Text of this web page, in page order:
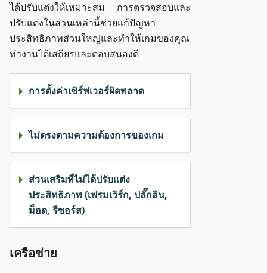
ได้ปรับแต่งให้เหมาะสม การตรวจสอบและ
ปรับแต่งในส่วนเหล่านี้ช่วยแก้ปัญหา
ประสิทธิภาพส่วนใหญ่และทำให้เกมของคุณ
ทำงานได้เสถียรและตอบสนองดี
การตั้งค่าเซิร์ฟเวอร์ผิดพลาด
ไม่ตรงตามความต้องการของเกม
ส่วนเสริมที่ไม่ได้ปรับแต่ง
ประสิทธิภาพ (เฟรมเวิร์ก, ปลั๊กอิน,
ม็อด, รีซอร์ส)
เครือข่าย